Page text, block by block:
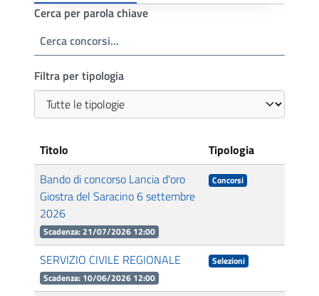
Cerca per parola chiave
Filtra per tipologia
Titolo
Tipologia
Bando di concorso Lancia d'oro
Giostra del Saracino 6 settembre
2026
Scadenza: 21/07/2026 12:00
Concorsi
SERVIZIO CIVILE REGIONALE
Scadenza: 10/06/2026 12:00
Selezioni